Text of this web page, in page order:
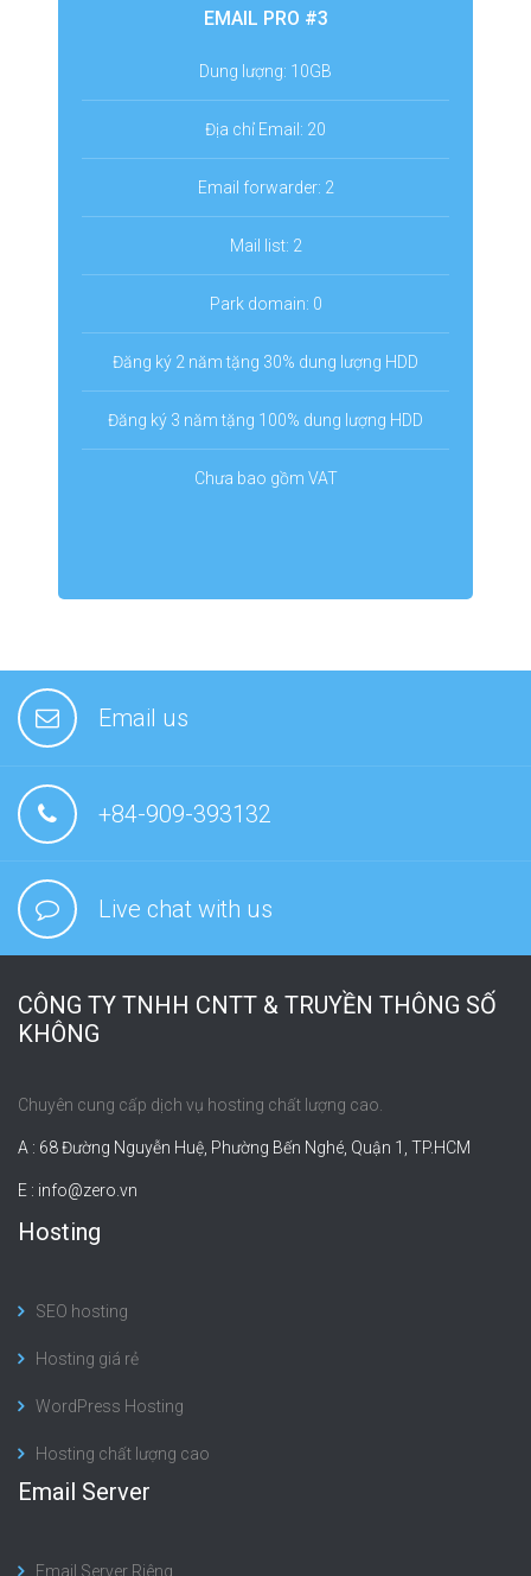
EMAIL PRO #3
Dung lượng: 10GB
Địa chỉ Email: 20
Email forwarder: 2
Mail list: 2
Park domain: 0
Đăng ký 2 năm tặng 30% dung lượng HDD
Đăng ký 3 năm tặng 100% dung lượng HDD
Chưa bao gồm VAT
Email us
+84-909-393132
Live chat with us
CÔNG TY TNHH CNTT & TRUYỀN THÔNG SỐ
KHÔNG
Chuyên cung cấp dịch vụ hosting chất lượng cao.
A : 68 Đường Nguyễn Huệ, Phường Bến Nghé, Quận 1, TP.HCM
E : info@zero.vn
Hosting
SEO hosting
Hosting giá rẻ
WordPress Hosting
Hosting chất lượng cao
Email Server
Email Server Riêng